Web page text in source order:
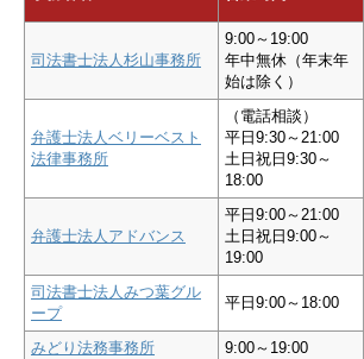
司法書士法人杉山事務所
9:00～19:00
年中無休（年末年
始は除く）
弁護士法人ベリーベスト
法律事務所
（電話相談）
平日9:30～21:00
土日祝日9:30～
18:00
弁護士法人アドバンス
平日9:00～21:00
土日祝日9:00～
19:00
司法書士法人みつ葉グル
ープ
平日9:00～18:00
みどり法務事務所 9:00～19:00